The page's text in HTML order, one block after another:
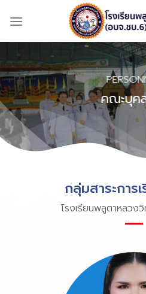
คณะบุค
กลุ่มสาระการ
โรงเรียนพลูตาหลวง